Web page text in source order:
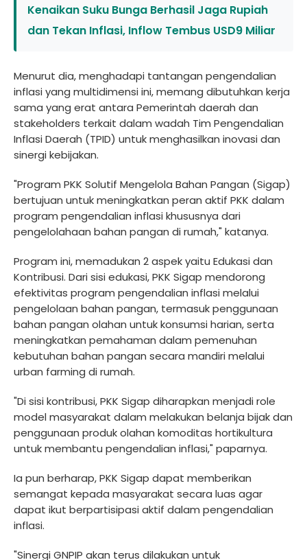
Kenaikan Suku Bunga Berhasil Jaga Rupiah
dan Tekan Inflasi, Inflow Tembus USD9 Miliar
Menurut dia, menghadapi tantangan pengendalian
inflasi yang multidimensi ini, memang dibutuhkan kerja
sama yang erat antara Pemerintah daerah dan
stakeholders terkait dalam wadah Tim Pengendalian
Inflasi Daerah (TPID) untuk menghasilkan inovasi dan
sinergi kebijakan.
"Program PKK Solutif Mengelola Bahan Pangan (Sigap)
bertujuan untuk meningkatkan peran aktif PKK dalam
program pengendalian inflasi khususnya dari
pengelolahaan bahan pangan di rumah," katanya.
Program ini, memadukan 2 aspek yaitu Edukasi dan
Kontribusi. Dari sisi edukasi, PKK Sigap mendorong
efektivitas program pengendalian inflasi melalui
pengelolaan bahan pangan, termasuk penggunaan
bahan pangan olahan untuk konsumsi harian, serta
meningkatkan pemahaman dalam pemenuhan
kebutuhan bahan pangan secara mandiri melalui
urban farming di rumah.
"Di sisi kontribusi, PKK Sigap diharapkan menjadi role
model masyarakat dalam melakukan belanja bijak dan
penggunaan produk olahan komoditas hortikultura
untuk membantu pengendalian inflasi," paparnya.
Ia pun berharap, PKK Sigap dapat memberikan
semangat kepada masyarakat secara luas agar
dapat ikut berpartisipasi aktif dalam pengendalian
inflasi.
"Sinergi GNPIP akan terus dilakukan untuk